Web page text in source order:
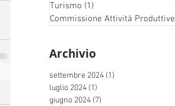
Turismo (1)
Commissione Attività Produttive
Archivio
settembre 2024 (1)
luglio 2024 (1)
giugno 2024 (7)